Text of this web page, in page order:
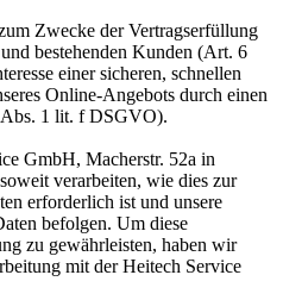
Zwecke der Vertragserfüllung
bestehenden Kunden (Art. 6
einer sicheren, schnellen
Online-Angebots durch einen
1 lit. f DSGVO).
GmbH, Macherstr. 52a in
verarbeiten, wie dies zur
erforderlich ist und unsere
befolgen. Um diese
zu gewährleisten, haben wir
mit der Heitech Service